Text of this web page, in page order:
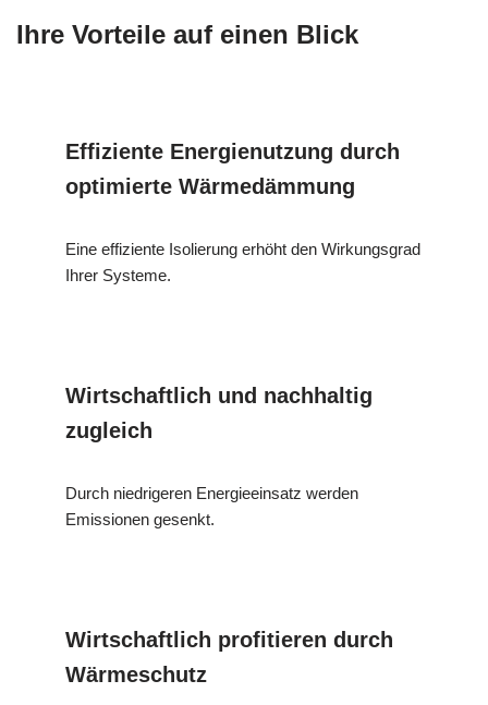
Ihre Vorteile auf einen Blick
Effiziente Energienutzung durch
optimierte Wärmedämmung
Eine effiziente Isolierung erhöht den Wirkungsgrad
Ihrer Systeme.
Wirtschaftlich und nachhaltig
zugleich
Durch niedrigeren Energieeinsatz werden
Emissionen gesenkt.
Wirtschaftlich profitieren durch
Wärmeschutz